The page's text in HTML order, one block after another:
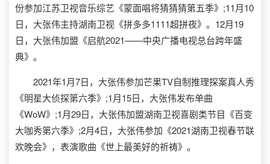
份参加江苏卫视音乐综艺《蒙面唱将猜猜猜第五季》;11月10
日，大张伟主持湖南卫视《拼多多1111超拼夜》。12月19
日，大张伟加盟《启航2021——中央广播电视总台跨年盛
典》。
2021年1月7日，大张伟参加芒果TV自制推理探案真人秀
《明星大侦探第六季》;1月15日，大张伟发布单曲
《WoW》;1月29日，大张伟加盟湖南卫视喜剧类节目《百变
大咖秀第六季》;2月4日，大张伟参加《2021湖南卫视春节联
欢晚会》，表演歌曲《世上最美好的祈祷》。